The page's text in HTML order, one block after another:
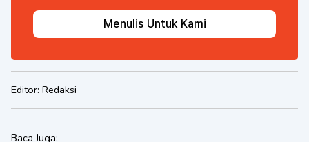
Menulis Untuk Kami
Editor: Redaksi
Baca Juga: